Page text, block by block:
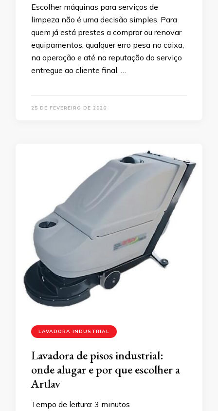
Escolher máquinas para serviços de
limpeza não é uma decisão simples. Para
quem já está prestes a comprar ou renovar
equipamentos, qualquer erro pesa no caixa,
na operação e até na reputação do serviço
entregue ao cliente final. …
25 DE FEVEREIRO DE 2026
LAVADORA INDUSTRIAL
Lavadora de pisos industrial:
onde alugar e por que escolher a
Artlav
Tempo de leitura: 3 minutos